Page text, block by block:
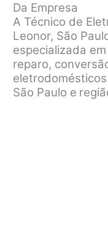
Da Empresa
A Técnico de
Leonor, São
especializada
reparo,
São Paulo e